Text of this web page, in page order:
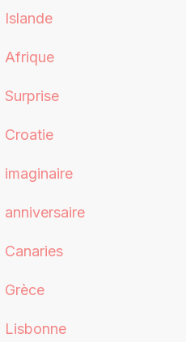
Islande
Afrique
Surprise
Croatie
imaginaire
anniversaire
Canaries
Grèce
Lisbonne